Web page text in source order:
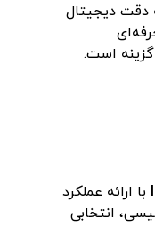
دقت دیجیتال
با ارائه عملکرد
انتخابی